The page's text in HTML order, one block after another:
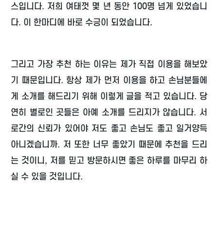
스입니다. 저희 여태껏 몇 년 동안 100명 넘게 있었습니
다. 이 한마디에 바로 수긍이 되었습니다.
그리고 가장 추천 하는 이유는 제가 직접 이용을 해보았
기 때문입니다. 항상 제가 먼저 이용을 하고 손님분들에
게 소개를 해드리기 위해 이렇게 글을 적고 있습니다. 당
연히 별로인 곳들은 아예 소개를 드리지가 않습니다. 서
로간의 신뢰가 있어야 저도 좋고 손님도 좋고 일거양득
아니겠습니까. 저 또한 너무 좋았기 때문에 추천을 드리
는 것이니, 저를 믿고 방문하시면 좋은 하루를 마무리 하
실 수 있을 것입니다.